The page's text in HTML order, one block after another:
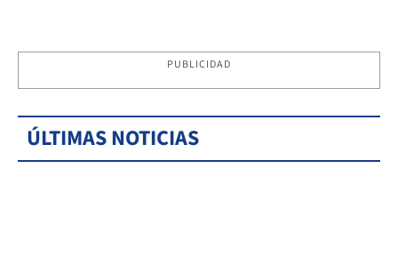
PUBLICIDAD
ÚLTIMAS NOTICIAS